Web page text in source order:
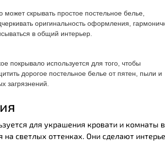
может скрывать простое постельное белье,
оригинальность оформления,
в общий интерьер.
покрывало используется для того, чтобы
дорогое постельное белье от пятен, пыли и
загрязнений.
для украшения кровати и комнаты
на светлых оттенках. Они сделают